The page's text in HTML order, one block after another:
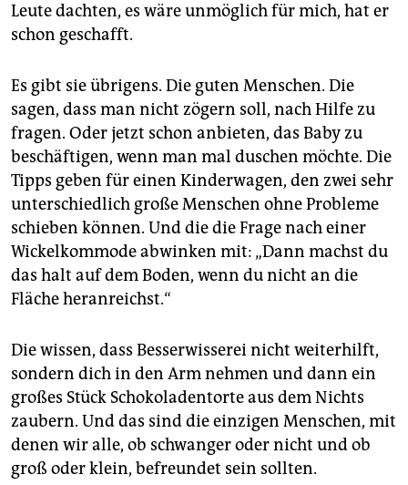
Leute dachten, es wäre unmöglich für mich, hat er
schon geschafft.
Es gibt sie übrigens. Die guten Menschen. Die
sagen, dass man nicht zögern soll, nach Hilfe zu
fragen. Oder jetzt schon anbieten, das Baby zu
beschäftigen, wenn man mal duschen möchte. Die
Tipps geben für einen Kinderwagen, den zwei sehr
unterschiedlich große Menschen ohne Probleme
schieben können. Und die die Frage nach einer
Wickelkommode abwinken mit: „Dann machst du
das halt auf dem Boden, wenn du nicht an die
Fläche heranreichst.“
Die wissen, dass Besserwisserei nicht weiterhilft,
sondern dich in den Arm nehmen und dann ein
großes Stück Schokoladentorte aus dem Nichts
zaubern. Und das sind die einzigen Menschen, mit
denen wir alle, ob schwanger oder nicht und ob
groß oder klein, befreundet sein sollten.